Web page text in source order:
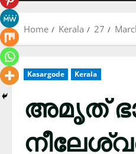
Home Kerala 27
Kasargode Kerala
അമൃത്